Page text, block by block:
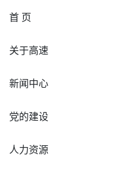
首 页
关于高速
新闻中心
党的建设
人力资源